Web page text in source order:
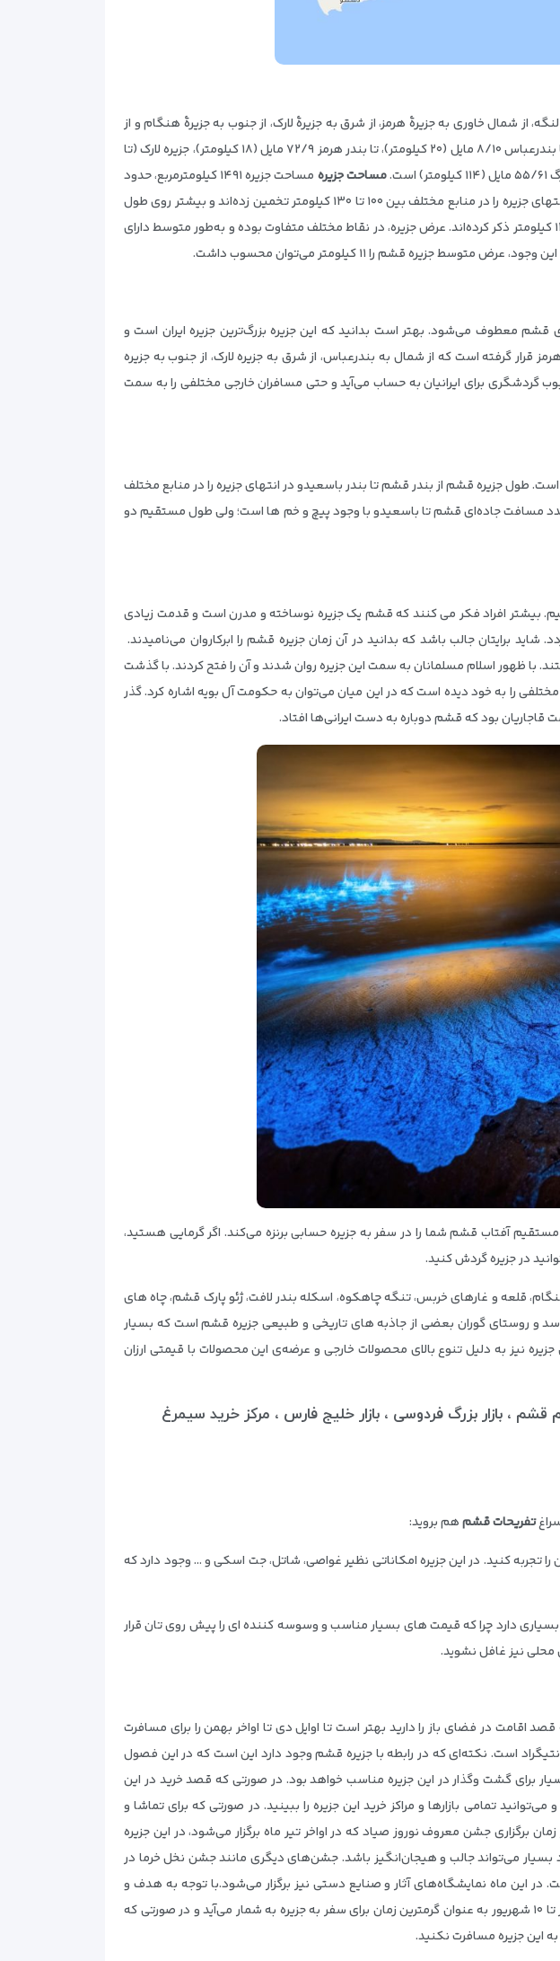
شمال خاوری به جزیرهٔ هرمز، از شرق به جزیرهٔ لارک، از جنوب به جزیرهٔ هنگام و از
جنوب باختری به جزایر تنب بزرگ و کوچک و بوموسی محدود می‌گردد. فاصله جزیرهٔ قشم (از بندر قشم) تا بندرعباس ۸/۱۰ مایل (۲۰ کیلومتر)، تا بندر هرمز ۷۲/۹ مایل (۱۸ کیلومتر)، جزیره لارک (تا
مساحت جزیره
مساحت جزیره ۱۴۹۱ کیلومترمربع، حدود
۲/۵ برابر دومین جزیره بزرگ خلیج پارس یعنی بحرین است. طول جزیره از بندر قشم، تا بندر باسعیدو در انتهای جزیره را در منابع مختلف بین ۱۰۰ تا ۱۳۰ کیلومتر تخمین زده‌اند و بیشتر روی طول
۱۱۵ و ۱۲۰ کیلومتر تکیه شده‌است. در گزارش توجیهی اجرای قانون تعاریف، طول سراسری جزیرهٔ قشم را ۱۲۰ کیلومتر ذکر کرده‌اند. عرض جزیره، در نقاط مختلف متفاوت بوده و به‌طور متوسط دارای
قشم را ۱۱ کیلومتر می‌توان محسوب داشت.
قشم معطوف می‌شود. بهتر است بدانید که این جزیره بزرگ‌ترین جزیره ایران است و
گرفته است که از شمال به بندرعباس، از شرق به جزیره لارک، از جنوب به جزیره
برای ایرانیان به حساب می‌آید و حتی مسافران خارجی مختلفی را به سمت
طول جزیره قشم از بندر قشم تا بندر باسعیدو در انتهای جزیره را در منابع مختلف
قشم را 120 کیلومتر محاسبه کرده‌اند و این عدد مسافت جاده‌ای قشم تا باسعیدو با وجود پیچ و خم ها است؛ ولی طول مستقیم دو
بیشتر افراد فکر می کنند که قشم یک جزیره نوساخته و مدرن است و قدمت زیادی
برایتان جالب باشد که بدانید در آن زمان جزیره قشم را ابرکاروان می‌نامیدند.
با ظهور اسلام مسلمانان به سمت این جزیره روان شدند و آن را فتح کردند. با گذشت
را به خود دیده است که در این میان می‌توان به حکومت آل بویه اشاره کرد. گذر
قاجاریان بود که قشم دوباره به دست ایرانی‌ها افتاد.
آفتاب قشم شما را در سفر به جزیره حسابی برنزه می‌کند. اگر گرمایی هستید،
در جزیره گردش کنید.
قلعه و غارهای خربس، تنگه چاهکوه، اسکله بندر لافت، ژئو پارک قشم، چاه های
سد و روستای گوران بعضی از جاذبه های تاریخی و طبیعی جزیره قشم است که بسیار
نیز به دلیل تنوع بالای محصولات خارجی و عرضه‌ی این محصولات با قیمتی ارزان
، بازار بزرگ فردوسی ، بازار خلیج فارس ، مرکز خرید سیمرغ
تفریحات قشمهم بروید:
را تجربه کنید. در این جزیره امکاناتی نظیر غواصی، شاتل، جت اسکی و … وجود دارد که
بسیاری دارد چرا که قیمت های بسیار مناسب و وسوسه کننده ای را پیش روی تان قرار
محلی نیز غافل نشوید.
اقامت در فضای باز را دارید بهتر است تا اوایل دی تا اواخر بهمن را برای مسافرت
که در این فصول بارش‌ها محدود می‌شود. متوسط دمای هوا در این جزیره ۲۰ درجه سانتیگراد است. نکته‌ای که در رابطه با جزیره قشم وجود دارد این است که در این فصول
است و بسیار برای گشت و‌گذار در این جزیره مناسب خواهد بود. در صورتی که قصد خرید در این
تمامی بازار‌ها و مراکز خرید این جزیره را ببینید. در صورتی که برای تماشا و
برگزاری جشن معروف نوروز صیاد که در اواخر تیر ماه برگزار می‌شود، در این جزیره
بسیار می‌تواند جالب و هیجان‌انگیز باشد. جشن‌های دیگری مانند جشن نخل خرما در
در این ماه نمایشگاه‌های آثار و صنایع دستی نیز برگزار می‌شود.با توجه به هدف و
علاقه خودتان از سفر می‌توانید بهترین زمان مسافرت به قشم را انتخاب کنید. توجه داشته باشید ۱۰ تیر تا ۱۰ شهریور به عنوان گرمترین زمان برای سفر به جزیره به شمار می‌آید و در صورتی که
این جزیره مسافرت نکنید.